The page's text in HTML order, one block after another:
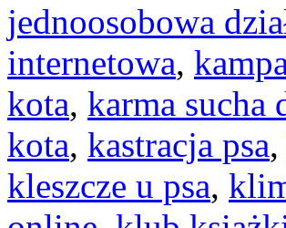
jednoosobowa
internetowa,
kota, karma sucha
kota, kastracja psa,
kleszcze u psa,